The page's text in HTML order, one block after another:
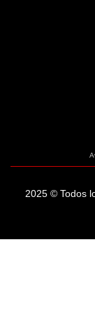
2025 © Todos